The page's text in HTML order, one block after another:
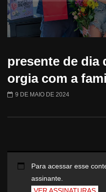
presente de dia
orgia com a
9 DE MAIO DE 2024
Para acessar esse
assinante.
VER ASSINATURAS